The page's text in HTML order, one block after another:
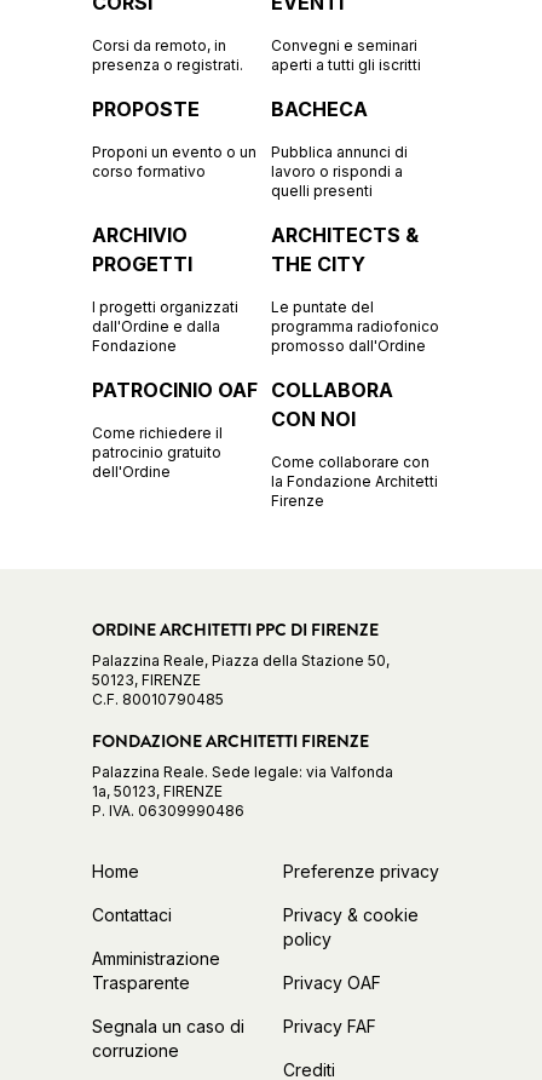
Corsi da remoto, in
presenza o registrati.
Convegni e seminari
aperti a tutti gli iscritti
PROPOSTE
Proponi un evento o un
corso formativo
BACHECA
Pubblica annunci di
lavoro o rispondi a
quelli presenti
ARCHIVIO
PROGETTI
I progetti organizzati
dall'Ordine e dalla
Fondazione
ARCHITECTS &
THE CITY
Le puntate del
programma radiofonico
promosso dall'Ordine
PATROCINIO OAF
Come richiedere il
patrocinio gratuito
dell'Ordine
COLLABORA
CON NOI
Come collaborare con
la Fondazione Architetti
Firenze
ORDINE ARCHITETTI PPC DI FIRENZE
Palazzina Reale, Piazza della Stazione 50,
50123, FIRENZE
C.F. 80010790485
FONDAZIONE ARCHITETTI FIRENZE
Palazzina Reale. Sede legale: via Valfonda
1a, 50123, FIRENZE
P. IVA. 06309990486
Home
Contattaci
Amministrazione
Trasparente
Segnala un caso di
corruzione
Preferenze privacy
Privacy & cookie
policy
Privacy OAF
Privacy FAF
Crediti